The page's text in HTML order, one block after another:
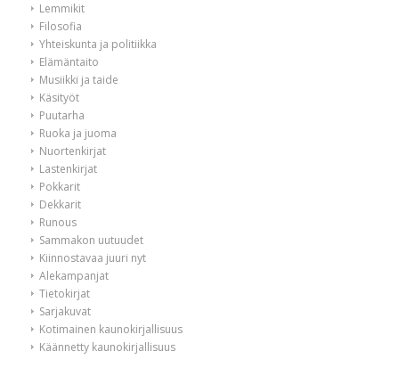
Lemmikit
Filosofia
Yhteiskunta ja politiikka
Elämäntaito
Musiikki ja taide
Käsityöt
Puutarha
Ruoka ja juoma
Nuortenkirjat
Lastenkirjat
Pokkarit
Dekkarit
Runous
Sammakon uutuudet
Kiinnostavaa juuri nyt
Alekampanjat
Tietokirjat
Sarjakuvat
Kotimainen kaunokirjallisuus
Käännetty kaunokirjallisuus